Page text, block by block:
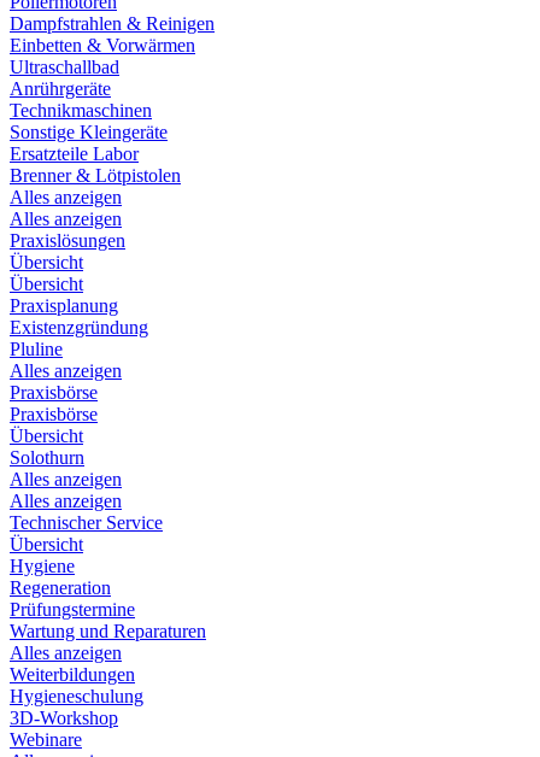
Dampfstrahlen & Reinigen
Einbetten & Vorwärmen
Ultraschallbad
Anrührgeräte
Technikmaschinen
Sonstige Kleingeräte
Ersatzteile Labor
Brenner & Lötpistolen
Alles anzeigen
Alles anzeigen
Praxislösungen
Übersicht
Übersicht
Praxisplanung
Existenzgründung
Pluline
Alles anzeigen
Praxisbörse
Praxisbörse
Übersicht
Solothurn
Alles anzeigen
Alles anzeigen
Technischer Service
Übersicht
Hygiene
Regeneration
Prüfungstermine
Wartung und Reparaturen
Alles anzeigen
Weiterbildungen
Hygieneschulung
3D-Workshop
Webinare